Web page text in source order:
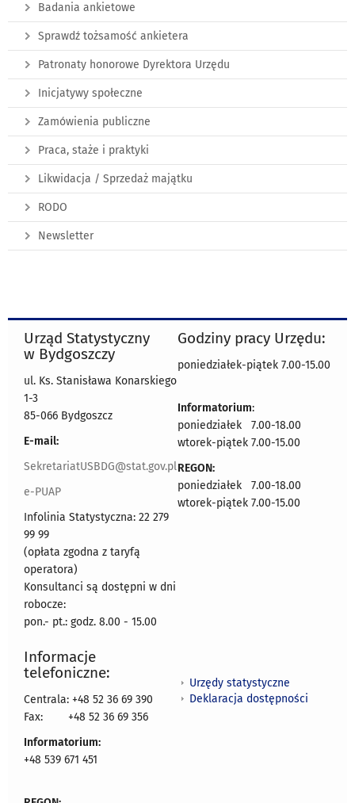
Badania ankietowe
Sprawdź tożsamość ankietera
Patronaty honorowe Dyrektora Urzędu
Inicjatywy społeczne
Zamówienia publiczne
Praca, staże i praktyki
Likwidacja / Sprzedaż majątku
RODO
Newsletter
Urząd Statystyczny
w Bydgoszczy
ul. Ks. Stanisława Konarskiego
1-3
85-066 Bydgoszcz
E-mail:
SekretariatUSBDG@stat.gov.pl
e-PUAP
Infolinia Statystyczna: 22 279
99 99
(opłata zgodna z taryfą
operatora)
Konsultanci są dostępni w dni
robocze:
pon.- pt.: godz. 8.00 - 15.00
Godziny pracy Urzędu:
poniedziałek-piątek 7.00-15.00
Informatorium:
poniedziałek 7.00-18.00
wtorek-piątek 7.00-15.00
REGON:
poniedziałek 7.00-18.00
wtorek-piątek 7.00-15.00
Informacje
telefoniczne:
Centrala: +48 52 36 69 390
Fax:
+48 52 36 69 356
Informatorium:
+48 539 671 451
Urzędy statystyczne
Deklaracja dostępności